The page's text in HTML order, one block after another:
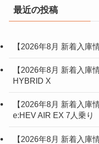
最近の投稿
【2026年8月 新着入庫
【2026年8月 新着入庫
HYBRID X
【2026年8月 新着入庫
e:HEV AIR EX 7人乗り
【2026年8月 新着入庫